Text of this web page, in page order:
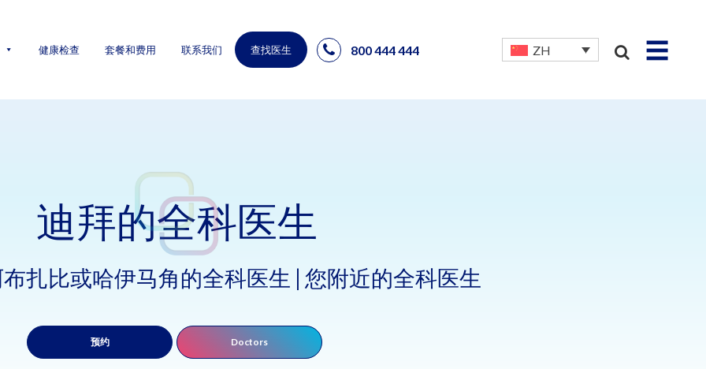
健康检查 套餐和费用 联系我们 查找医生 800 444 444 ZH ☰
迪拜的全科医生
扎比或哈伊马角的全科医生 | 您附近的全科医生
预约 Doctors